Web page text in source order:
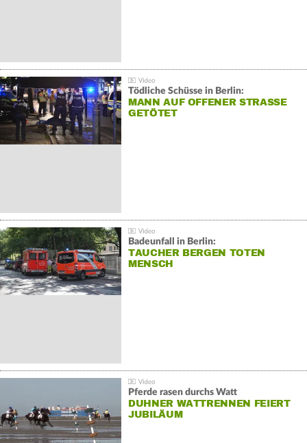
Tödliche Schüsse in Berlin:
MANN AUF OFFENER STRASSE G
ETÖTET
Badeunfall in Berlin:
TAUCHER BERGEN TOTEN
MENSCH
Pferde rasen durchs Watt
DUHNER WATTRENNEN FEIERT
JUBILÄUM